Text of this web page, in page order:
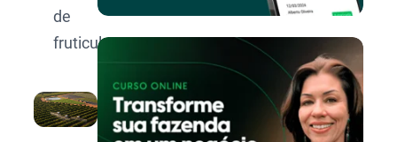
de
fruticultura.